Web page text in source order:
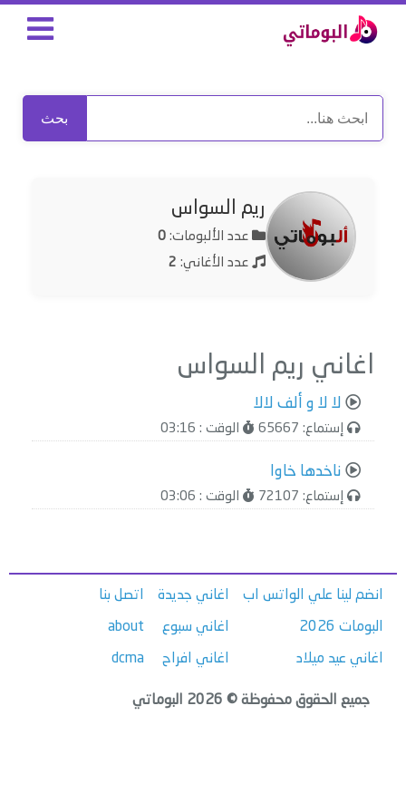
بحث
ريم السواس
عدد الألبومات: 0
عدد الأغاني: 2
اغاني ريم السواس
لا لا و ألف لالا
إستماع: 65667 الوقت : 03:16
ناخدها خاوا
إستماع: 72107 الوقت : 03:06
انضم لينا علي الواتس اب
البومات 2026
اغاني عيد ميلاد
اغاني جديدة
اغاني سبوع
اغاني افراح
اتصل بنا
about
dcma
جميع الحقوق محفوظة © 2026 البوماتي